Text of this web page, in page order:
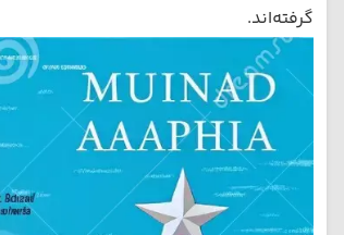
گرفته‌اند.